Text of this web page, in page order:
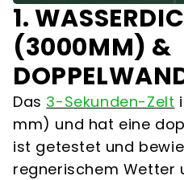
1.
(3000MM) &
Das 3-Sekunden-Zelt
mm) und hat eine
ist getestet und
regnerischem Wetter